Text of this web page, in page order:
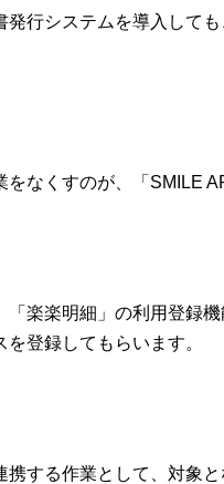
発行システムを導入して
をなくすのが、「SMILE
「楽楽明細」の利用登録
を登録してもらいます。
携する作業として、対象